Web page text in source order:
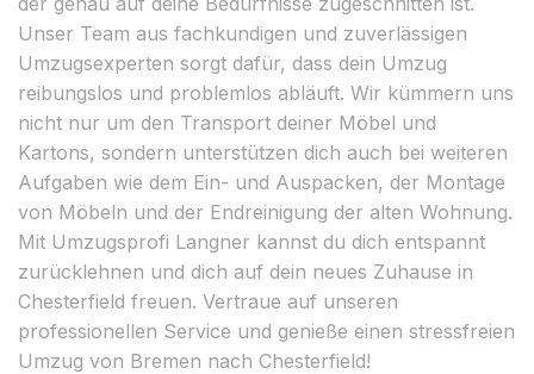
Unser Team aus fachkundigen und zuverlässigen
Umzugsexperten sorgt dafür, dass dein Umzug
reibungslos und problemlos abläuft. Wir kümmern uns
nicht nur um den Transport deiner Möbel und
Kartons, sondern unterstützen dich auch bei weiteren
Aufgaben wie dem Ein- und Auspacken, der Montage
von Möbeln und der Endreinigung der alten Wohnung.
Mit Umzugsprofi Langner kannst du dich entspannt
zurücklehnen und dich auf dein neues Zuhause in
Chesterfield freuen. Vertraue auf unseren
professionellen Service und genieße einen stressfreien
Umzug von Bremen nach Chesterfield!